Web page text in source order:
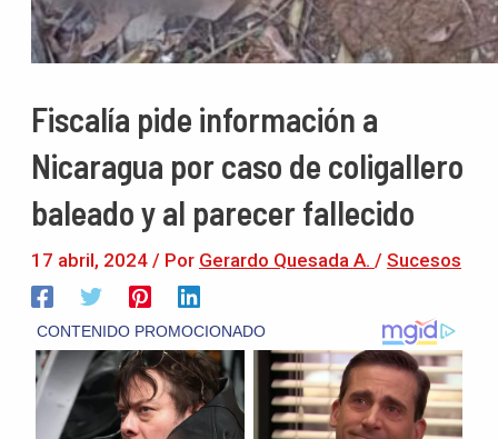
Fiscalía pide información a
Nicaragua por caso de coligallero
baleado y al parecer fallecido
17 abril, 2024 / Por Gerardo Quesada A. / Sucesos